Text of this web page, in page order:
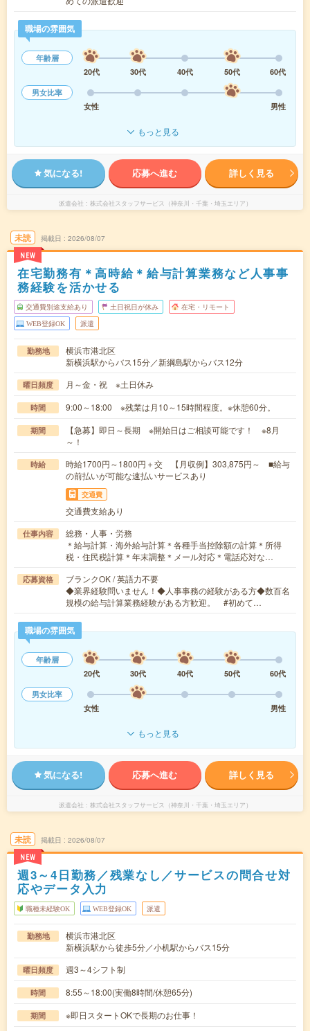
職場の雰囲気
年齢層
20代
30代 40代 50代
60代
男女比率
女性
男性
もっと見る
気になる! 応募へ進む 詳しく見る
派遣会社 株式会社スタッフサービス（神奈川・千葉・埼玉エリア）
未読
NEW
掲載日 2026/08/07
在宅勤務有＊高時給＊給与計算業務など人事事
務経験を活かせる
交通費別途支給あり 土日祝日が休み 在宅・リモート
WEB登録OK 派遣
勤務地
横浜市港北区
新横浜駅からバス15分／新綱島駅からバス12分
曜日頻度 月～金・祝 ※土日休み
時間 9:00～18:00 ※残業は月10～15時間程度。※休憩60分。
期間
【急募】即日～長期 ※開始日はご相談可能です！ ※8月
～！
時給
時給1700円～1800円＋交 【月収例】303,875円～ ■給与
の前払いが可能な速払いサービスあり
交通費
交通費支給あり
仕事内容
総務・人事・労務
＊給与計算・海外給与計算＊各種手当控除額の計算＊所得
税・住民税計算＊年末調整＊メール対応＊電話応対な…
応募資格
ブランクOK / 英語力不要
◆業界経験問いません！◆人事事務の経験がある方◆数百名
規模の給与計算業務経験がある方歓迎。 #初めて…
職場の雰囲気
年齢層
20代
30代 40代 50代
60代
男女比率
女性
男性
もっと見る
気になる! 応募へ進む 詳しく見る
派遣会社 株式会社スタッフサービス（神奈川・千葉・埼玉エリア）
未読
NEW
掲載日 2026/08/07
週3～4日勤務／残業なし／サービスの問合せ対
応やデータ入力
職種未経験OK WEB登録OK 派遣
勤務地
横浜市港北区
新横浜駅から徒歩5分／小机駅からバス15分
曜日頻度 週3～4シフト制
時間 8:55～18:00(実働8時間/休憩65分)
期間 ※即日スタートOKで長期のお仕事！